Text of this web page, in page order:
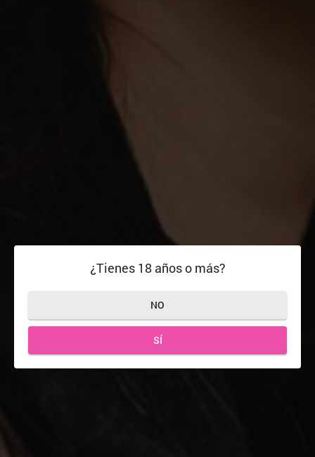
¿Tienes 18 años o más?
NO
SÍ